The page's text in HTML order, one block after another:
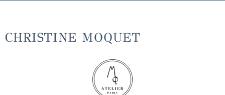
CHRISTINE MOQUET